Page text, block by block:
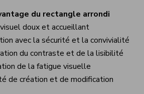
du rectangle arrondi
doux et accueillant
avec la sécurité et la convivialité
du contraste et de la lisibilité
de la fatigue visuelle
de création et de modification